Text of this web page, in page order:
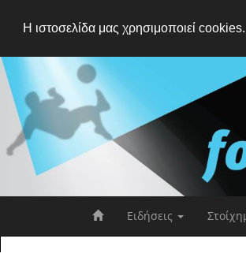
Η ιστοσελίδα μας χρησιμοποιεί cookies.
Ειδήσεις